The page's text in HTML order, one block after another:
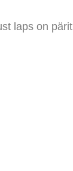
laps on pärit